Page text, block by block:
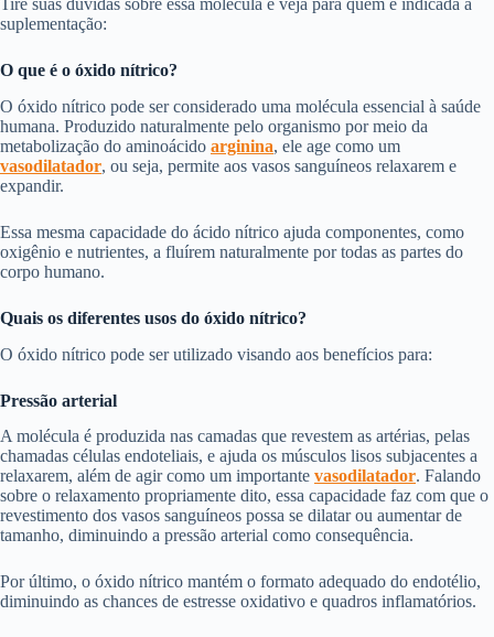
Tire suas dúvidas sobre essa molécula e veja para quem é indicada a
suplementação:
O que é o óxido nítrico?
O óxido nítrico pode ser considerado uma molécula essencial à saúde
humana. Produzido naturalmente pelo organismo por meio da
metabolização do aminoácido arginina, ele age como um
vasodilatador, ou seja, permite aos vasos sanguíneos relaxarem e
expandir.
Essa mesma capacidade do ácido nítrico ajuda componentes, como
oxigênio e nutrientes, a fluírem naturalmente por todas as partes do
corpo humano.
Quais os diferentes usos do óxido nítrico?
O óxido nítrico pode ser utilizado visando aos benefícios para:
Pressão arterial
A molécula é produzida nas camadas que revestem as artérias, pelas
chamadas células endoteliais, e ajuda os músculos lisos subjacentes a
relaxarem, além de agir como um importante vasodilatador. Falando
sobre o relaxamento propriamente dito, essa capacidade faz com que o
revestimento dos vasos sanguíneos possa se dilatar ou aumentar de
tamanho, diminuindo a pressão arterial como consequência.
Por último, o óxido nítrico mantém o formato adequado do endotélio,
diminuindo as chances de estresse oxidativo e quadros inflamatórios.